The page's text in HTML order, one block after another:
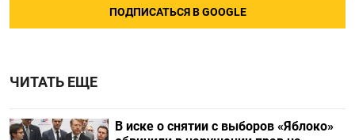
ПОДПИСАТЬСЯ В GOOGLE
ЧИТАТЬ ЕЩЕ
В иске о снятии с выборов «Яблоко»